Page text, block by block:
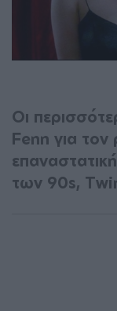
Οι
Fenn για
των 90s,